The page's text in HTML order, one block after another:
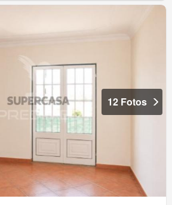
12 Fotos